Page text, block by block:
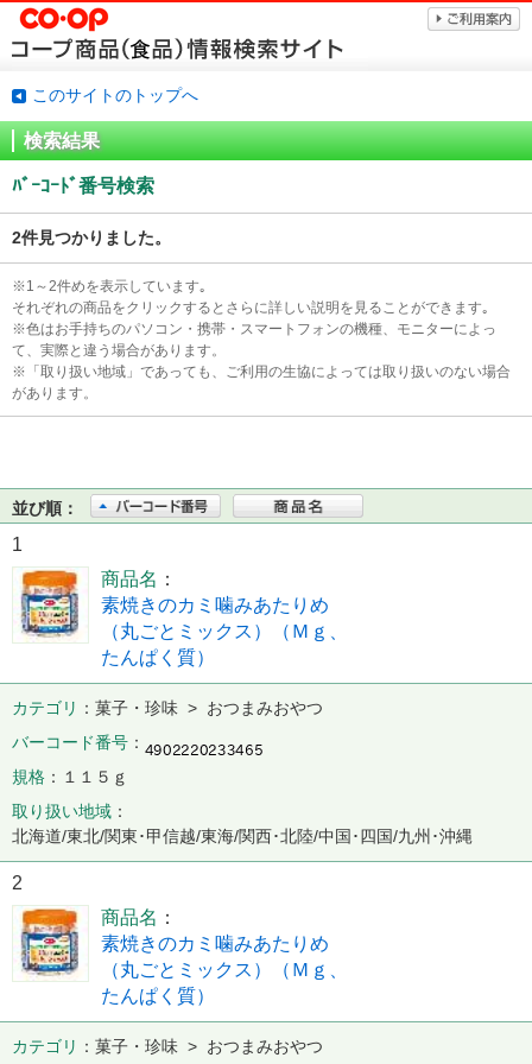
このサイトのトップへ
検索結果
ﾊﾞｰｺｰﾄﾞ番号検索
2件見つかりました。
※1～2件めを表示しています｡
それぞれの商品をクリックするとさらに詳しい説明を見ることができます｡
※色はお手持ちのパソコン・携帯・スマートフォンの機種、モニターによっ
て、実際と違う場合があります。
※「取り扱い地域」であっても、ご利用の生協によっては取り扱いのない場合
があります。
並び順：
1
商品名
素焼きのカミ噛みあたりめ
（丸ごとミックス）（Ｍｇ、
たんぱく質）
カテゴリ
菓子・珍味 > おつまみおやつ
バーコード番号
規格
１１５ｇ
取り扱い地域
北海道/東北/関東･甲信越/東海/関西･北陸/中国･四国/九州･沖縄
2
商品名
素焼きのカミ噛みあたりめ
（丸ごとミックス）（Ｍｇ、
たんぱく質）
カテゴリ 菓子・珍味 > おつまみおやつ